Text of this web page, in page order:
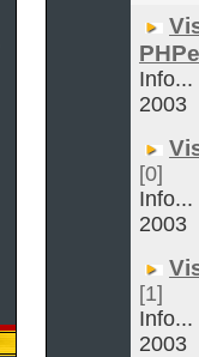
Info...
2003
[0]
Info...
2003
[1]
Info...
2003